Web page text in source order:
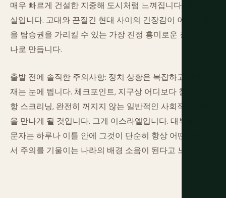
매우 빠르게 건설한 지중해 도시처럼 느껴집니다. 둘 다 사
실입니다. 고대와 끈질긴 현대 사이의 긴장감이 이스라엘
을 탑승권을 가리킬 수 있는 가장 진정 흥미로운 장소 중 하
나로 만듭니다.
출발 전에 솔직한 주의사항: 정치 상황은 복잡하고 보안 존
재는 눈에 띕니다. 체크포인트, 지구상 어디보다 철저한 공
항 스크리닝, 완전히 꺼지지 않는 일반적인 사회적 강렬함
을 만나게 될 것입니다. 그게 이스라엘입니다. 대부분의 방
문자는 하루나 이틀 안에 그것이 단순히 항상 어떤 의미에
서 주의를 기울이는 나라의 배경 소음이 된다고 느낍니다.